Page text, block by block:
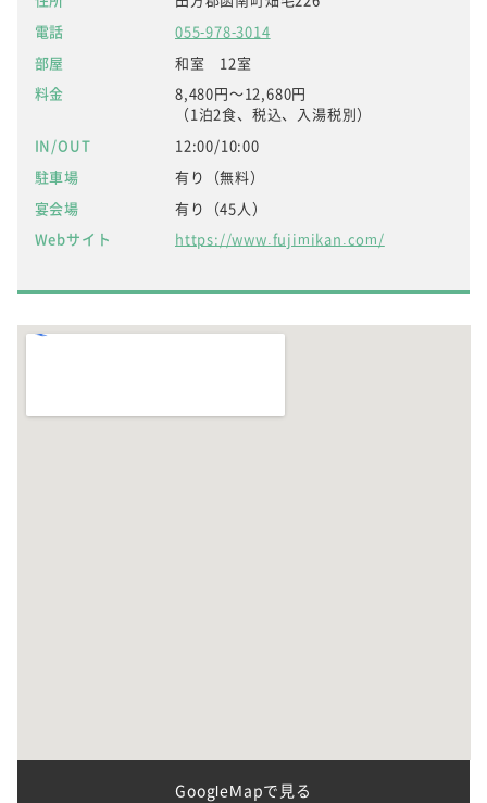
電話
055-978-3014
部屋
和室 12室
料金
8,480円～12,680円
（1泊2食、税込、入湯税別）
IN/OUT
12:00/10:00
駐車場
有り（無料）
宴会場
有り（45人）
Webサイト
https://www.fujimikan.com/
GoogleMapで見る